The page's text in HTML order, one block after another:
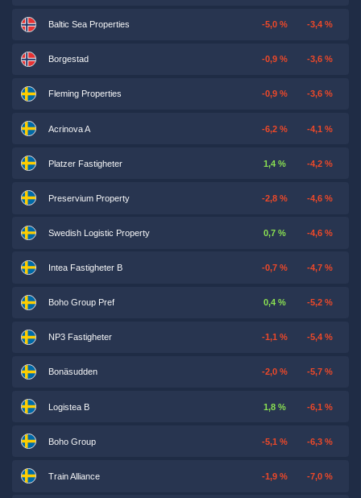
Baltic Sea Properties -5,0 % -3,4 %
Borgestad -0,9 % -3,6 %
Fleming Properties -0,9 % -3,6 %
Acrinova A -6,2 % -4,1 %
Platzer Fastigheter 1,4 % -4,2 %
Preservium Property -2,8 % -4,6 %
Swedish Logistic Property 0,7 % -4,6 %
Intea Fastigheter B -0,7 % -4,7 %
Boho Group Pref 0,4 % -5,2 %
NP3 Fastigheter -1,1 % -5,4 %
Bonäsudden -2,0 % -5,7 %
Logistea B 1,8 % -6,1 %
Boho Group -5,1 % -6,3 %
Train Alliance -1,9 % -7,0 %